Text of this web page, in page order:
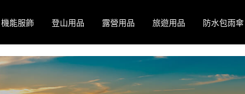
機能服飾
登山用品 露營用品 旅遊用品 防水包雨傘